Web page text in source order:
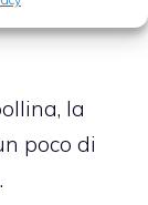
un
la
poco di